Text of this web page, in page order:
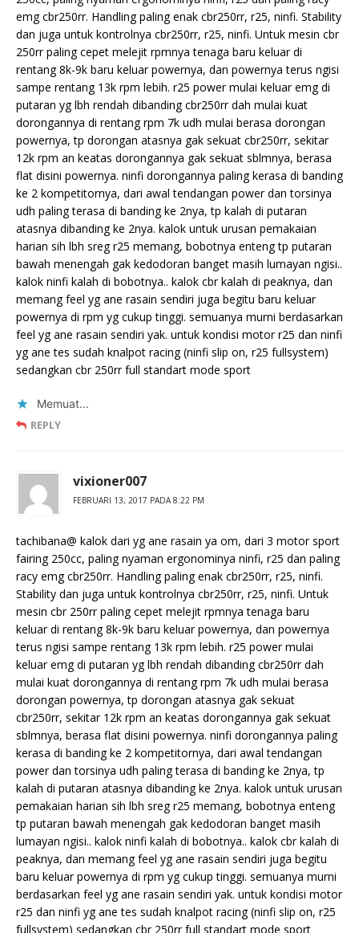
emg cbr250rr. Handling paling enak cbr250rr, r25, ninfi. Stability
dan juga untuk kontrolnya cbr250rr, r25, ninfi. Untuk mesin cbr
250rr paling cepet melejit rpmnya tenaga baru keluar di
rentang 8k-9k baru keluar powernya, dan powernya terus ngisi
sampe rentang 13k rpm lebih. r25 power mulai keluar emg di
putaran yg lbh rendah dibanding cbr250rr dah mulai kuat
dorongannya di rentang rpm 7k udh mulai berasa dorongan
powernya, tp dorongan atasnya gak sekuat cbr250rr, sekitar
12k rpm an keatas dorongannya gak sekuat sblmnya, berasa
flat disini powernya. ninfi dorongannya paling kerasa di banding
ke 2 kompetitornya, dari awal tendangan power dan torsinya
udh paling terasa di banding ke 2nya, tp kalah di putaran
atasnya dibanding ke 2nya. kalok untuk urusan pemakaian
harian sih lbh sreg r25 memang, bobotnya enteng tp putaran
bawah menengah gak kedodoran banget masih lumayan ngisi..
kalok ninfi kalah di bobotnya.. kalok cbr kalah di peaknya, dan
memang feel yg ane rasain sendiri juga begitu baru keluar
powernya di rpm yg cukup tinggi. semuanya murni berdasarkan
feel yg ane rasain sendiri yak. untuk kondisi motor r25 dan ninfi
yg ane tes sudah knalpot racing (ninfi slip on, r25 fullsystem)
sedangkan cbr 250rr full standart mode sport
Memuat...
REPLY
vixioner007
FEBRUARI 13, 2017 PADA 8:22 PM
tachibana@ kalok dari yg ane rasain ya om, dari 3 motor sport
fairing 250cc, paling nyaman ergonominya ninfi, r25 dan paling
racy emg cbr250rr. Handling paling enak cbr250rr, r25, ninfi.
Stability dan juga untuk kontrolnya cbr250rr, r25, ninfi. Untuk
mesin cbr 250rr paling cepet melejit rpmnya tenaga baru
keluar di rentang 8k-9k baru keluar powernya, dan powernya
terus ngisi sampe rentang 13k rpm lebih. r25 power mulai
keluar emg di putaran yg lbh rendah dibanding cbr250rr dah
mulai kuat dorongannya di rentang rpm 7k udh mulai berasa
dorongan powernya, tp dorongan atasnya gak sekuat
cbr250rr, sekitar 12k rpm an keatas dorongannya gak sekuat
sblmnya, berasa flat disini powernya. ninfi dorongannya paling
kerasa di banding ke 2 kompetitornya, dari awal tendangan
power dan torsinya udh paling terasa di banding ke 2nya, tp
kalah di putaran atasnya dibanding ke 2nya. kalok untuk urusan
pemakaian harian sih lbh sreg r25 memang, bobotnya enteng
tp putaran bawah menengah gak kedodoran banget masih
lumayan ngisi.. kalok ninfi kalah di bobotnya.. kalok cbr kalah di
peaknya, dan memang feel yg ane rasain sendiri juga begitu
baru keluar powernya di rpm yg cukup tinggi. semuanya murni
berdasarkan feel yg ane rasain sendiri yak. untuk kondisi motor
r25 dan ninfi yg ane tes sudah knalpot racing (ninfi slip on, r25
fullsystem) sedangkan cbr 250rr full standart mode sport